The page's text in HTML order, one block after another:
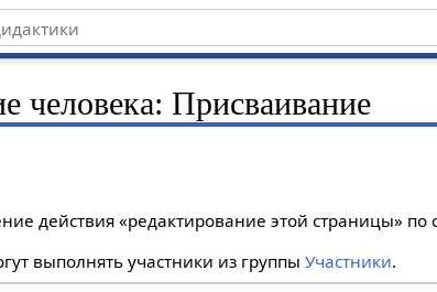
человека: Присваивание
действия «редактирование этой страницы»
выполнять участники из группыУчастники.